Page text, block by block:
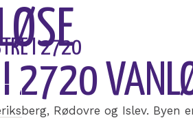
I 2720
I 2720
Rødovre og Islev.